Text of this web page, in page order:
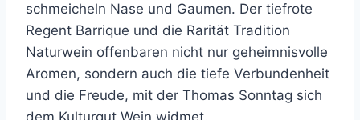
schmeicheln Nase und Gaumen. Der tiefrote
Regent Barrique und die Rarität Tradition
Naturwein offenbaren nicht nur geheimnisvolle
Aromen, sondern auch die tiefe Verbundenheit
und die Freude, mit der Thomas Sonntag sich
dem Kulturgut Wein widmet.